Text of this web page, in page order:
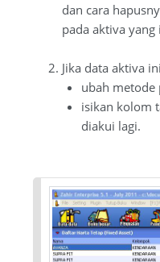
dan cara
pada aktiva
Jika data aktiva
ubah metode
isikan kolom
diakui lagi.